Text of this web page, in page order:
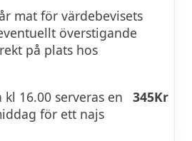
185Kr
brynt smör med
mat för värdebevisets
överstigande
på plats hos
16.00 serveras en
för ett najs
345Kr